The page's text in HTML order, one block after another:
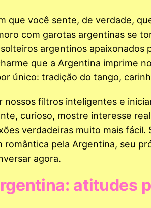
que você sente, de verdade,
com garotas argentinas se
argentinos apaixonados
que a Argentina imprime
único: tradição do tango,
nossos filtros inteligentes e
curioso, mostre interesse
verdadeiras muito mais
pela Argentina, seu
agora.
atitudes